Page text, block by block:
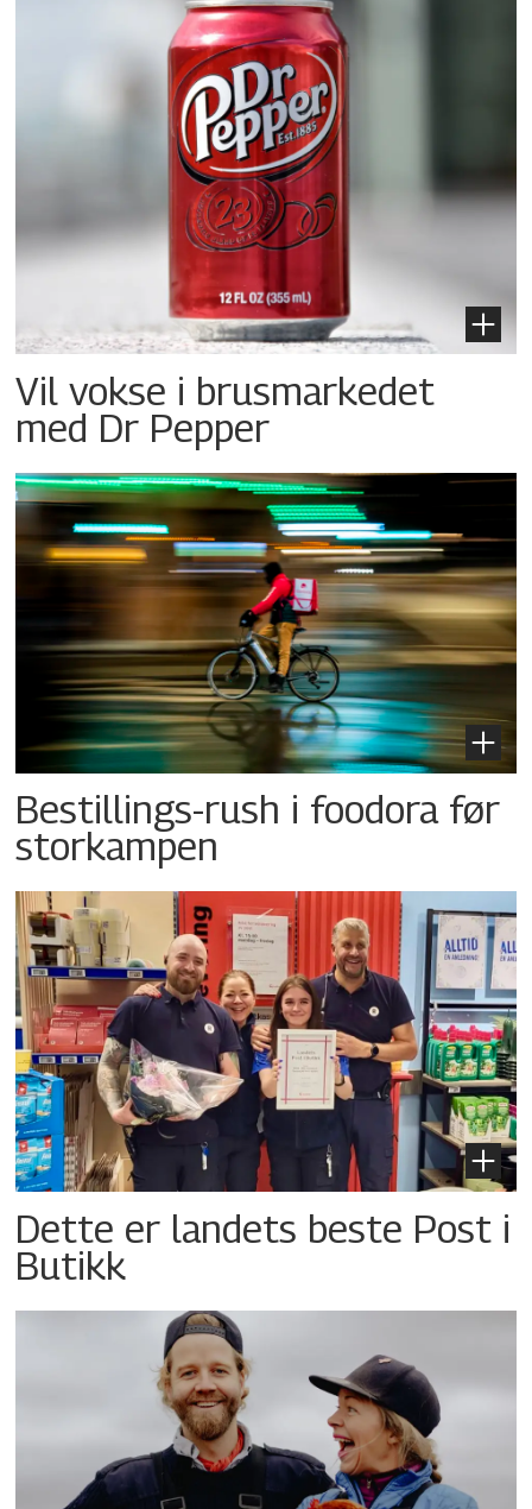
Vil vokse i brusmarkedet
med Dr Pepper
Bestillings-rush i foodora før
storkampen
Dette er landets beste Post i
Butikk